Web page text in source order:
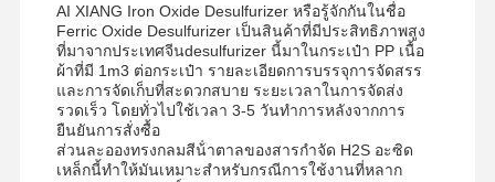
แอคริลอยลอ็กซิเอธิล ทรีเมธิล อามโมเนียม คลอรีด
โพลีอะคริลาไมด์ประจุลบ
โพลิอะคริลาไมด์ชนิดไม่มีประจุ
ผสมปุ๋ย สารป้องกันการปล่อยช้า
AI XIANG Iron Oxide Desulfurizer หรือรู้จักกันในชื่อ
Ferric Oxide Desulfurizer เป็นสินค้าที่มีประสิทธิภาพสูง
ที่มาจากประเทศจีนdesulfurizer นี้มาในกระเป๋า PP เนื้อ
ผ้าที่มี 1m3 ต่อกระเป๋า รายละเอียดการบรรจุการจัดสรร
และการจัดเก็บที่สะดวกสบาย ระยะเวลาในการจัดส่ง
รวดเร็ว โดยทั่วไปใช้เวลา 3-5 วันทําการหลังจากการ
ยืนยันการสั่งซื้อ
ส่วนละอองทรงกลมสีน้ําตาลของสารกําจัด H2S อะซิด
เหล็กนี้ทําให้มันเหมาะสําหรับกรณีการใช้งานที่หลาก